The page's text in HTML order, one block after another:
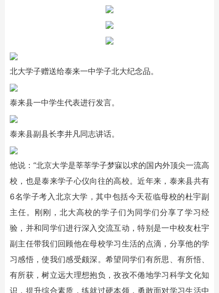
北大学子赠送给泰来一中学子北大纪念品。
泰来县一中学生代表进行发言。
泰来县副县长李井凡同志讲话。
他说：“北京大学是莘莘学子梦寐以求的国内外顶尖一流高
校，也是泰来学子心仪向往的高校。近年来，泰来县共有
6名学子考入北京大学，其中包括今天莅临母校的杜宇副
主任。刚刚，北大高校的学子们为同学们分享了学习经
验，并和同学们进行深入交流互动，特别是一中校友杜宇
副主任带我们回顾他在母校学习生活的点滴，分享他的学
习感悟，使我们感受颇深。希望同学们有所思、有所悟、
有所获，树立远大理想抱负，孜孜不倦地学习科学文化知
识，提升综合素质，练就过硬本领，勇敢面对学习生活中